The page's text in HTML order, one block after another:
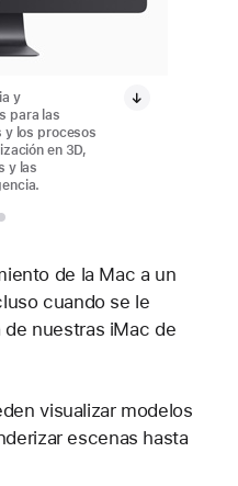
y
para las
y los procesos
en 3D,
y las
de la Mac a un
cuando se le
de nuestras iMac de
visualizar modelos
escenas hasta